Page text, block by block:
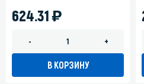
624.31)
- +
В КОРЗИНУ